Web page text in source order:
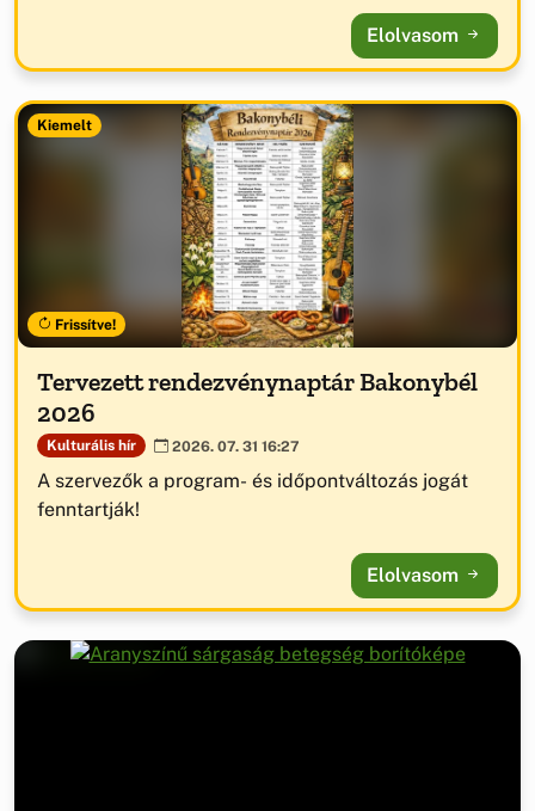
Elolvasom
Kiemelt
Frissítve!
Tervezett rendezvénynaptár Bakonybél
2026
Kulturális hír 2026. 07. 31 16:27
A szervezők a program- és időpontváltozás jogát
fenntartják!
Elolvasom